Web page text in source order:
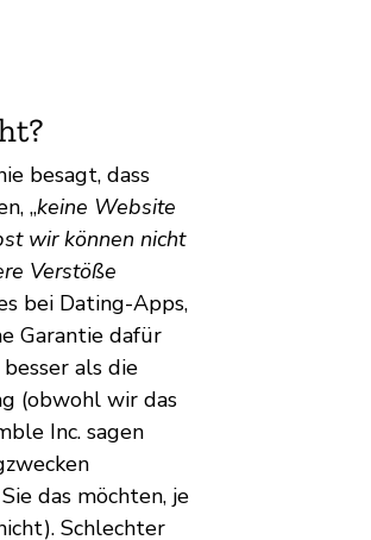
besagt, dass
„keine Website
wir können nicht
Verstöße
bei Dating-Apps,
Garantie dafür
als die
(obwohl wir das
Inc. sagen
das möchten, je
Schlechter